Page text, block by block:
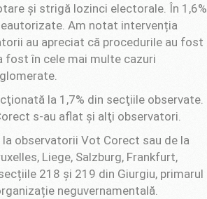
şi strigă lozinci electorale. În 1,6%
Am notat intervenția
au apreciat că procedurile au fost
fost în cele mai multe cazuri
la 1,7% din secţiile observate.
s-au aflat şi alţi observatori.
observatorii Vot Corect sau de la
Liege, Salzburg, Frankfurt,
218 și 219 din Giurgiu, primarul
neguvernamentală.